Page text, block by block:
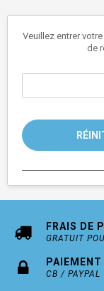
Veuillez entrer
de
FRAIS DE
GRATUIT
CB / PAYPAL